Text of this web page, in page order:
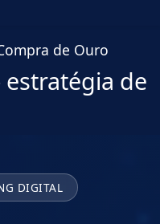
de Ouro
de
DIGITAL